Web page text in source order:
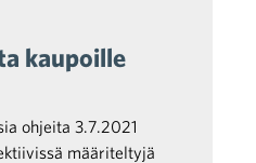
kaupoille
ohjeita 3.7.2021
määriteltyjä